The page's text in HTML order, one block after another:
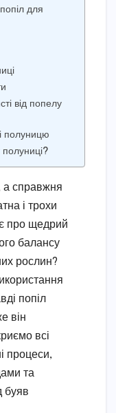
для
від попелу
полуницю
полуниці?
а справжня
і трохи
про щедрий
балансу
рослин?
попіл
він
всі
процеси,
та
буяв